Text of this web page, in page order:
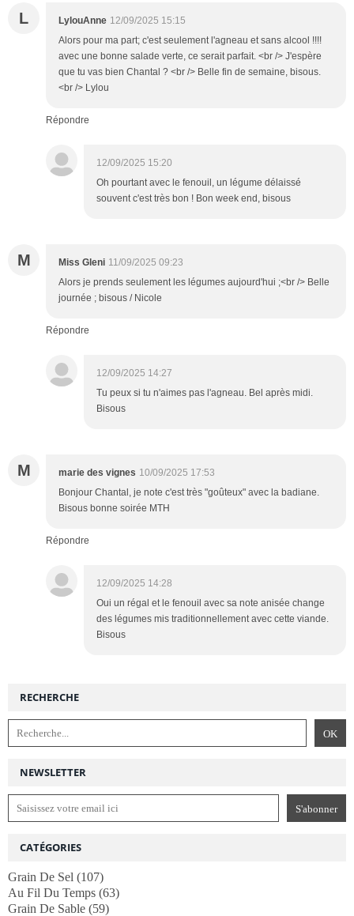
L LylouAnne 12/09/2025 15:15
Alors pour ma part; c'est seulement l'agneau et sans alcool !!!!
avec une bonne salade verte, ce serait parfait. <br /> J'espère
que tu vas bien Chantal ? <br /> Belle fin de semaine, bisous.
<br /> Lylou
Répondre
12/09/2025 15:20
Oh pourtant avec le fenouil, un légume délaissé
souvent c'est très bon ! Bon week end, bisous
M Miss Gleni 11/09/2025 09:23
Alors je prends seulement les légumes aujourd'hui ;<br /> Belle
journée ; bisous / Nicole
Répondre
12/09/2025 14:27
Tu peux si tu n'aimes pas l'agneau. Bel après midi.
Bisous
M marie des vignes 10/09/2025 17:53
Bonjour Chantal, je note c'est très "goûteux" avec la badiane.
Bisous bonne soirée MTH
Répondre
12/09/2025 14:28
Oui un régal et le fenouil avec sa note anisée change
des légumes mis traditionnellement avec cette viande.
Bisous
NEWSLETTER
RECHERCHE
CATÉGORIES
Grain De Sel (107)
Au Fil Du Temps (63)
Grain De Sable (59)